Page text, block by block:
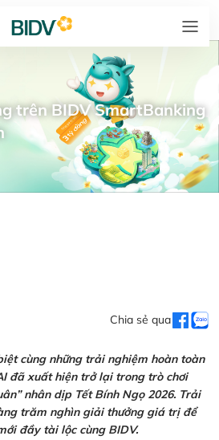
trên BIDV SmartBanking
Chia sẻ qua
cùng những trải nghiệm hoàn toàn
đã xuất hiện trở lại trong trò chơi
nhân dịp Tết Bính Ngọ 2026. Trải
trăm nghìn giải thưởng giá trị để
đầy tài lộc cùng BIDV.